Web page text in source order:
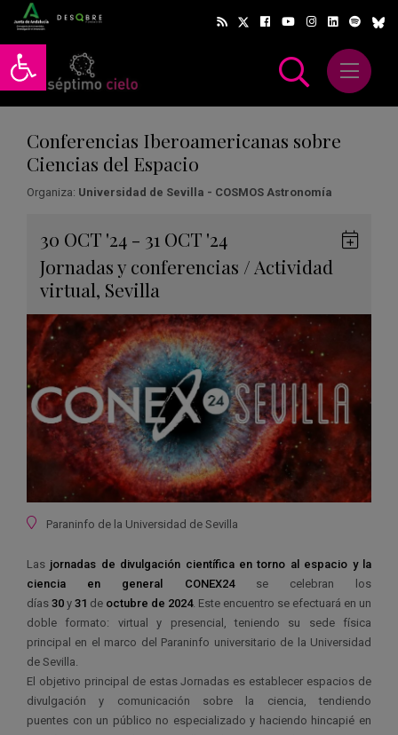
Abrir barra de herramientas
Abrir
Conferencias Iberoamericanas sobre
Ciencias del Espacio
Organiza: Universidad de Sevilla - COSMOS Astronomía
30 OCT '24 - 31 OCT '24
Jornadas y conferencias / Actividad
virtual, Sevilla
Ubicación
Paraninfo de la Universidad de Sevilla
Las jornadas de divulgación científica en torno al espacio y la
ciencia en general
CONEX24se celebran los
días 30 y 31 de octubre de 2024. Este encuentro se efectuará en un
doble formato: virtual y presencial, teniendo su sede física
principal en el marco del Paraninfo universitario de la Universidad
de Sevilla.
El objetivo principal de estas Jornadas es establecer espacios de
divulgación y comunicación sobre la ciencia, tendiendo
puentes con un público no especializado y haciendo hincapié en